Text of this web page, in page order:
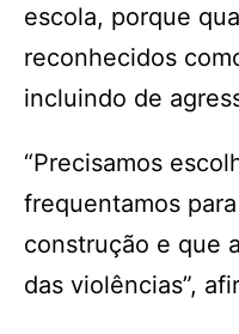
escola, porque
reconhecidos
incluindo de
“Precisamos
frequentamos
construção e que
das violências”,